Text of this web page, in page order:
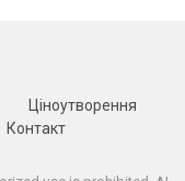
Ціноутворення
Контакт